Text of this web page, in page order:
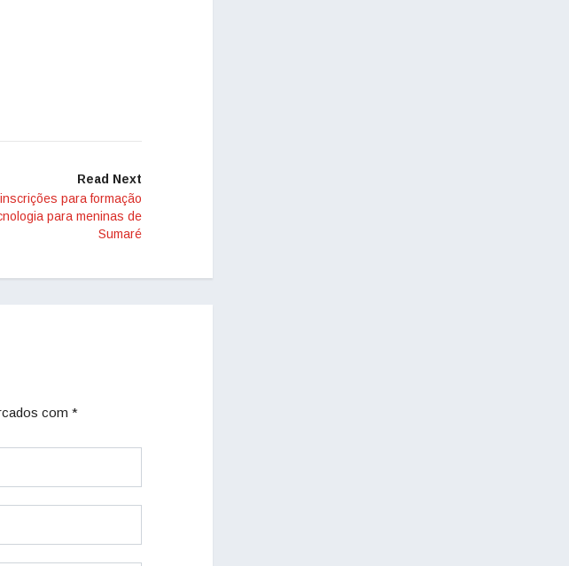
Read Next
para formação
para meninas de
Sumaré
com *